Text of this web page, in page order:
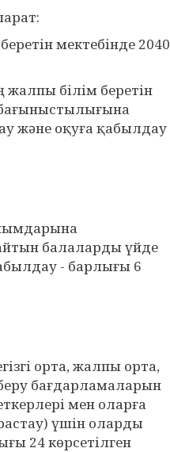
мектебінде 2040
білім беретін
және оқуға қабылдау
балаларды үйде
- барлығы 6
орта, жалпы орта,
беру бағдарламаларын
мен оларға
үшін оларды
24 көрсетілген